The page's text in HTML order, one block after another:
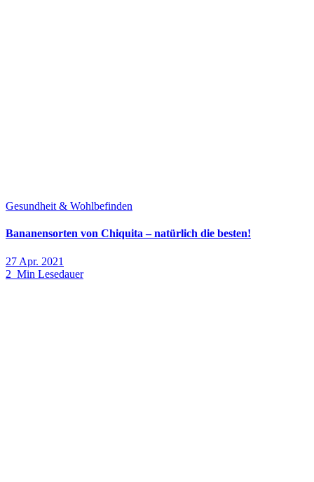
Gesundheit & Wohlbefinden
Bananensorten von Chiquita – natürlich die besten!
27 Apr. 2021
2 Min Lesedauer